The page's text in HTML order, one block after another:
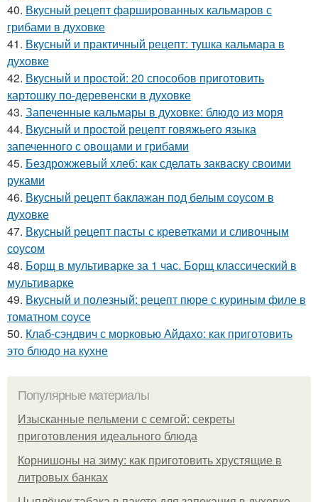
40. Вкусный рецепт фаршированных кальмаров с
грибами в духовке
41. Вкусный и практичный рецепт: тушка кальмара в
духовке
42. Вкусный и простой: 20 способов приготовить
картошку по-деревенски в духовке
43. Запеченные кальмары в духовке: блюдо из моря
44. Вкусный и простой рецепт говяжьего языка
запеченного с овощами и грибами
45. Бездрожжевый хлеб: как сделать закваску своими
руками
46. Вкусный рецепт баклажан под белым соусом в
духовке
47. Вкусный рецепт пасты с креветками и сливочным
соусом
48. Борщ в мультиварке за 1 час. Борщ классический в
мультиварке
49. Вкусный и полезный: рецепт пюре с куриным филе в
томатном соусе
50. Клаб-сэндвич с морковью Айдахо: как приготовить
это блюдо на кухне
Популярные материалы
Изысканные пельмени с семгой: секреты
приготовления идеального блюда
Корнишоны на зиму: как приготовить хрустящие в
литровых банках